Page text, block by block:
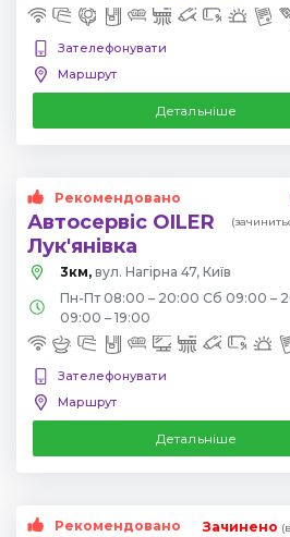
Зателефонувати
Маршрут
Детальніше
Рекомендовано
Автосервіс OILER
Лук'янівка
3км, вул. Нагірна 47, Київ
Пн-Пт 08:00 – 20:00 Сб 09:00 –
09:00 – 19:00
Зателефонувати
Маршрут
Детальніше
Рекомендовано Зачинено